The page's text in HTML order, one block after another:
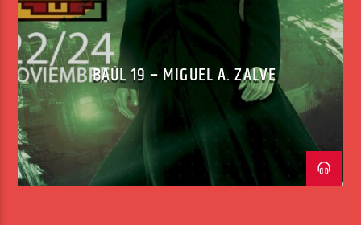
BAÚL 19 – MIGUEL A. ZALVE